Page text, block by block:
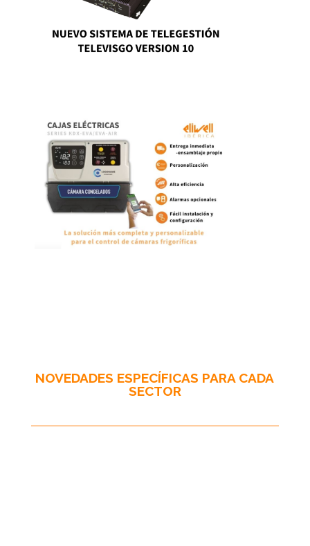
NOVEDADES ESPECÍFICAS PARA CADA
SECTOR